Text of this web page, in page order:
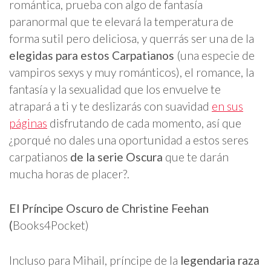
romántica, prueba con algo de fantasía
paranormal que te elevará la temperatura de
forma sutil pero deliciosa, y querrás ser una de la
elegidas para estos Carpatianos (una especie de
vampiros sexys y muy románticos), el romance, la
fantasía y la sexualidad que los envuelve te
atrapará a ti y te deslizarás con suavidad en sus
páginas disfrutando de cada momento, así que
¿porqué no dales una oportunidad a estos seres
carpatianos de la serie Oscura que te darán
mucha horas de placer?.
El Príncipe Oscuro de Christine Feehan
(Books4Pocket)
Incluso para Mihail, príncipe de la legendaria raza